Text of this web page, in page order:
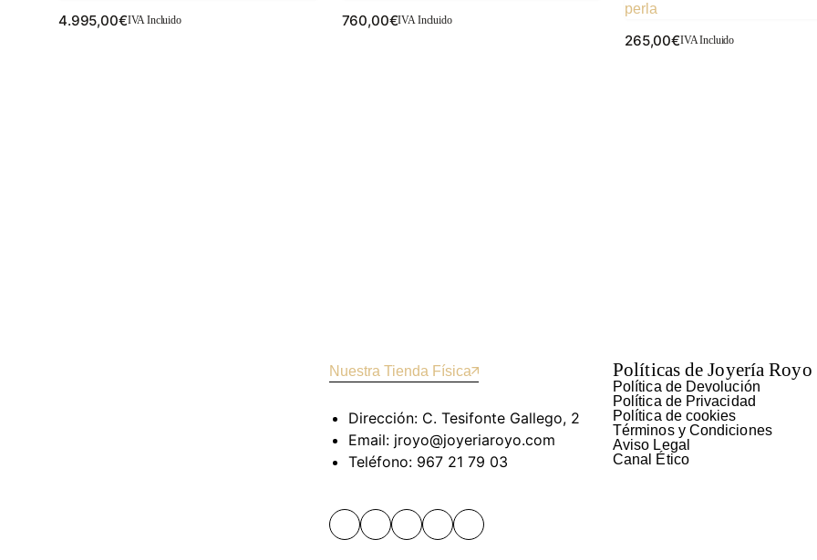
4.995,00€IVA Incluido 760,00€IVA Incluido
perla
265,00€IVA Incluido
Nuestra Tienda Física
Dirección: C. Tesifonte Gallego, 2
Email: jroyo@joyeriaroyo.com
Teléfono: 967 21 79 03
Políticas de Joyería Royo
Política de Devolución
Política de Privacidad
Política de cookies
Términos y Condiciones
Aviso Legal
Canal Ético